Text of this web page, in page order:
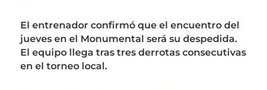
El entrenador confirmó que el encuentro del
jueves en el Monumental será su despedida.
El equipo llega tras tres derrotas consecutivas
en el torneo local.